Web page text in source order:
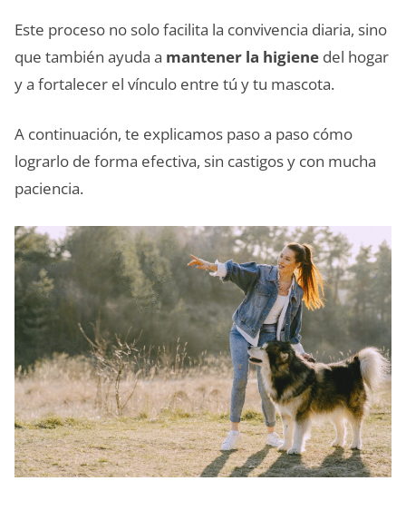
Este proceso no solo facilita la convivencia diaria, sino
que también ayuda a mantener la higiene del hogar
y a fortalecer el vínculo entre tú y tu mascota.
A continuación, te explicamos paso a paso cómo
lograrlo de forma efectiva, sin castigos y con mucha
paciencia.